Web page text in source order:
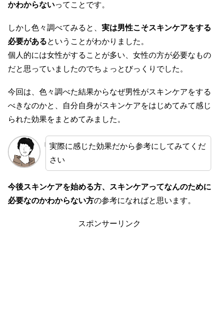
かわからないってことです。
しかし色々調べてみると、 実は男性こそスキンケアをする
必要があるということがわかりました。
個人的には女性がすることが多い、女性の方が必要なもの
だと思っていましたのでちょっとびっくりでした。
今回は、色々調べた結果からなぜ男性がスキンケアをする
べきなのかと、自分自身がスキンケアをはじめてみて感じ
られた効果をまとめてみました。
実際に感じた効果だから参考にしてみてくだ
さい
今後スキンケアを始める方、スキンケアってなんのために
必要なのかわからない方の参考になればと思います。
スポンサーリンク